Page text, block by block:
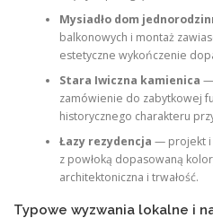
Mysiadło dom
balkonowych i montaż
estetyczne wykończenie
Stara Iwiczna kamienica —
zamówienie do zabytkowej
historycznego charakteru
Łazy rezydencja — projekt i
z powłoką dopasowaną
architektoniczna i trwałość.
Typowe wyzwania lokalne i